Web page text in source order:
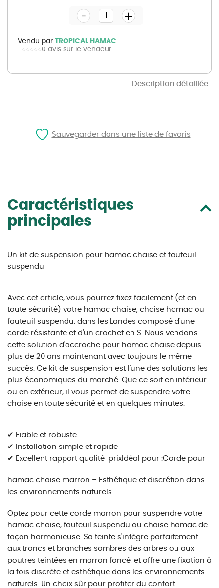
Description détaillée
gallery
Vendu par TROPICAL HAMAC
0 avis sur le vendeur
- +
Caractéristiques
principales
Un kit de suspension pour hamac chaise et fauteuil
suspendu
Avec cet article, vous pourrez fixez facilement (et en
toute sécurité) votre hamac chaise, chaise hamac ou
fauteuil suspendu. dans les Landes composé d'une
corde résistante et d'un crochet en S. Nous vendons
cette solution d'accroche pour hamac chaise depuis
plus de 20 ans maintenant avec toujours le même
succès. Ce kit de suspension est l'une des solutions les
plus économiques du marché. Que ce soit en intérieur
ou en extérieur, il vous permet de suspendre votre
chaise en toute sécurité et en quelques minutes.
✔ Fiable et robuste
✔ Installation simple et rapide
✔ Excellent rapport qualité-prix Idéal pour :Corde pour
hamac chaise marron – Esthétique et discrétion dans
les environnements naturels
Optez pour cette corde marron pour suspendre votre
hamac chaise, fauteuil suspendu ou chaise hamac de
façon harmonieuse. Sa teinte s'intègre parfaitement
aux troncs et branches sombres des arbres ou aux
poutres teintées en marron foncé, et offre une fixation à
la fois discrète et esthétique dans les environnements
naturels. Un choix sûr pour profiter du confort
Sauvegarder dans une liste de favoris